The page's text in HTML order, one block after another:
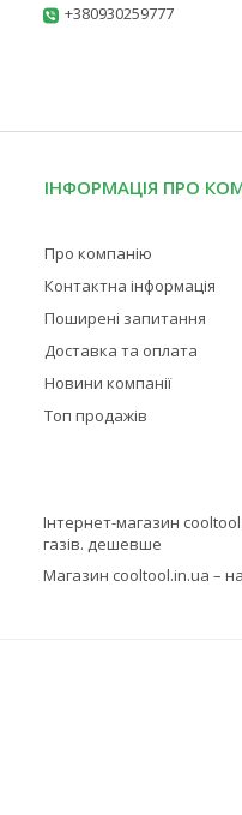
+380930259777
ІНФОРМАЦІЯ ПРО
Про компанію
Контактна інформація
Поширені запитання
Доставка та оплата
Новини компанії
Топ продажів
Інтернет-магазин
газів. дешевше
Магазин cooltool.in.ua –